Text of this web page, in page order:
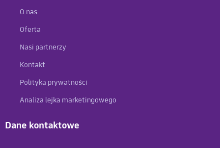
O nas
Oferta
Nasi partnerzy
Kontakt
Polityka prywatności
Analiza lejka marketingowego
Dane kontaktowe